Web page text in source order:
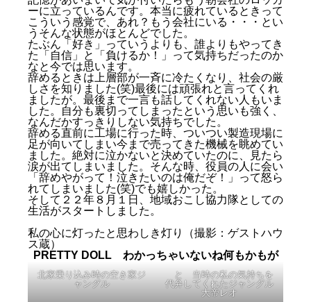
ーに立っているんです。本当に疲れているときって
こういう感覚で、あれ？もう会社にいる・・・とい
うそんな状態がほとんどでした。
たぶん「好き」っていうよりも、誰よりもやってき
た「自信」と「負けるか！」って気持ちだったのか
なと今では思います。
辞めるときは上層部が一斉に冷たくなり、社会の厳
しさを知りました(笑)最後には頑張れと言ってくれ
ましたが。最後まで一言も話してくれない人もいま
した。自分も裏切ってしまったという思いも強く、
なんだかすっきりしない気持ちでした。
辞める直前に工場に行った時、ついつい製造現場に
足が向いてしまい今まで売ってきた機械を眺めてい
ました。絶対に泣かないと決めていたのに、見たら
涙が出てしまいました。そんな時、役員の人に会い
「辞めやがって！泣きたいのは俺だぞ！」って怒ら
れてしまいました(笑)でも嬉しかった。
そして２２年８月１日、地域おこし協力隊としての
生活がスタートしました。
私の心に灯ったと思わしき灯り（撮影：ゲストハウ
ス蔵）
PRETTY DOLLわかっちゃいないね何もかもが
北家乗り込み時の空き家ジ
ャングル
と 当時の私の気持ちを
代弁してくれたジャングル
大帝レオ
CLOCKWORK RUNNERS 川崎時代
No More Lise １ＬＤＫ幽閉
RAMBLING MAN たまたまの「須坂」
CRASH COMPLEXION 仕事の不安を打ち破れ
CRY FOR LOVE 前職との別れ
PRETTY DOLL わかっちゃいないね何もかもが